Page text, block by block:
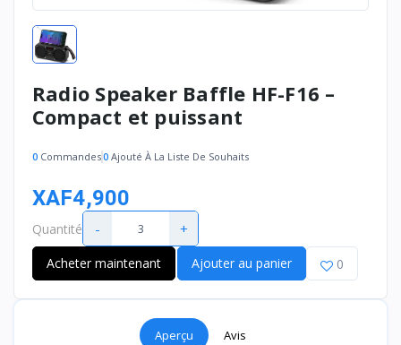
Radio Speaker Baffle HF-F16 –
Compact et puissant
0 Commandes0 Ajouté À La Liste De Souhaits
XAF4,900
Quantité - +
Acheter maintenant Ajouter au panier 0
Aperçu Avis